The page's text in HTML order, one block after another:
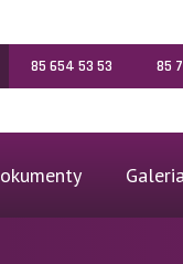
85 654 53 53 85